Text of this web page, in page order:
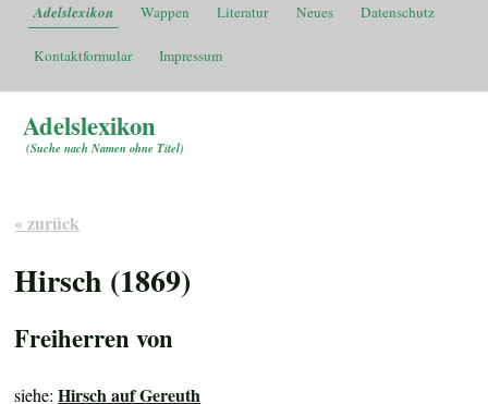
Adelslexikon Wappen Literatur Neues Datenschutz
Kontaktformular Impressum
Adelslexikon
(Suche nach Namen ohne Titel)
« zurück
Hirsch (1869)
Freiherren von
siehe:Hirsch auf Gereuth